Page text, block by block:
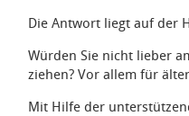
Die Antwort liegt auf der
Würden Sie nicht lieber
ziehen? Vor allem für
Mit Hilfe der